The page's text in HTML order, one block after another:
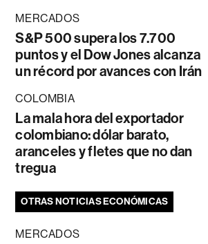
MERCADOS
S&P 500 supera los 7.700
puntos y el Dow Jones alcanza
un récord por avances con Irán
COLOMBIA
La mala hora del exportador
colombiano: dólar barato,
aranceles y fletes que no dan
tregua
OTRAS NOTICIAS ECONÓMICAS
MERCADOS